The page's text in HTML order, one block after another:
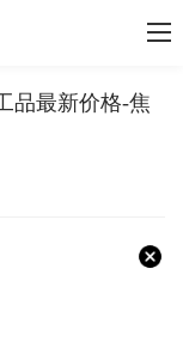
品最新价格-焦